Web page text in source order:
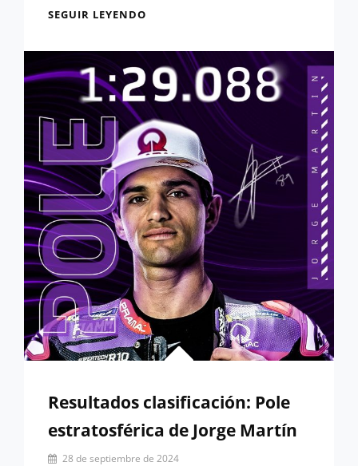
SEGUIR LEYENDO
LAS
DUCATI
LIDERAN
EN
EL
PODIO
Resultados clasificación: Pole
estratosférica de Jorge Martín
Por 28 de septiembre de 2024